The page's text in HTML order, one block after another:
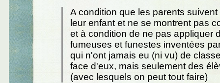
A condition que les parents
leur enfant et ne se montrent pas
et à condition de ne pas appliquer
fumeuses et funestes inventées
qui n'ont jamais eu (ni vu) de
face d'eux, mais seulement des
(avec lesquels on peut tout faire)